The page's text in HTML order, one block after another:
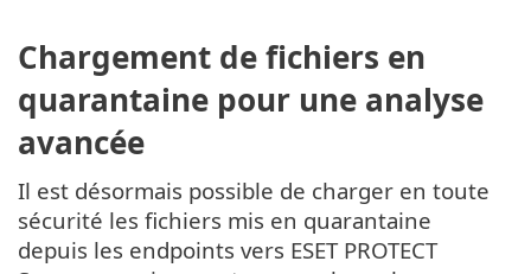
Chargement de fichiers en
quarantaine pour une analyse
avancée
Il est désormais possible de charger en toute
sécurité les fichiers mis en quarantaine
depuis les endpoints vers ESET PROTECT